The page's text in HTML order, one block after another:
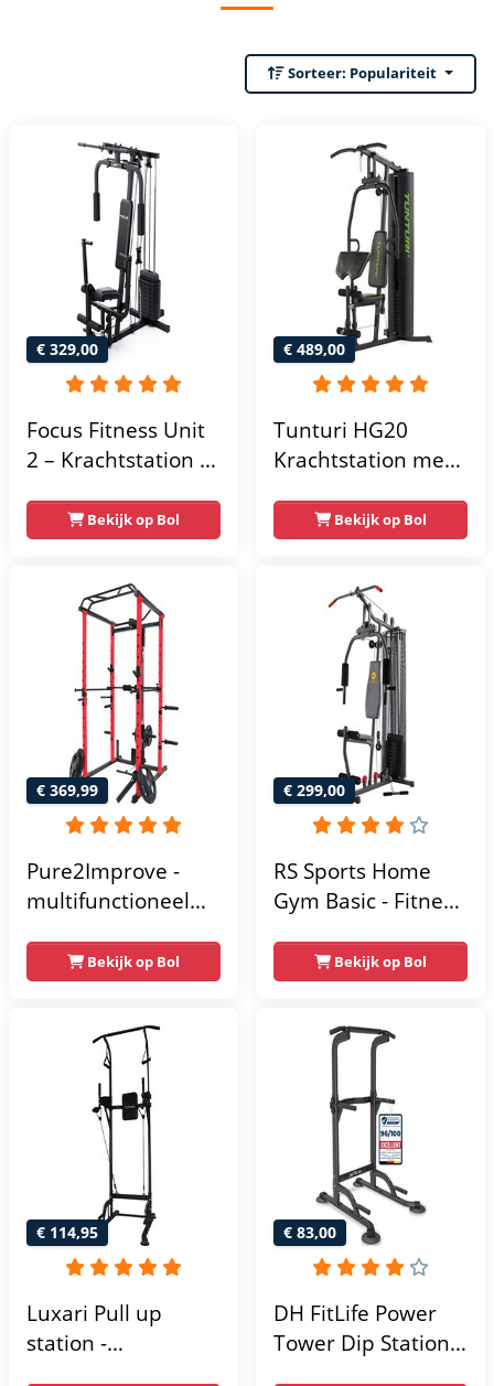
Sorteer: Populariteit
€ 329,00
Focus Fitness Unit
2 – Krachtstation –
– Lat Pulley
Bekijk op Bol
€ 489,00
Tunturi HG20
Krachtstation met
Compacte home
gym met lat pulley
krachtstation voor
thuis - Compact en
multifunctioneel -
Incl. gratis fitness
Bekijk op Bol
€ 369,99
Pure2Improve -
multifunctioneel
krachtstation -
home gym -
215x111x142
Bekijk op Bol
€ 299,00
RS Sports Home
Gym Basic - Fitness
Bekijk op Bol
€ 114,95
Luxari Pull up
station -
€ 83,00
DH FitLife Power
Tower Dip Station |